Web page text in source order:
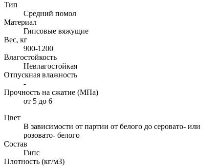
Тип
Средний помол
Материал
Гипсовые вяжущие
Вес, кг
900-1200
Влагостойкость
Невлагостойкая
Отпускная влажность
-
Прочность на сжатие (МПа)
от 5 до 6
Цвет
В зависимости от партии от белого до серовато- или
розовато- белого
Состав
Гипс
Плотность (кг/м3)